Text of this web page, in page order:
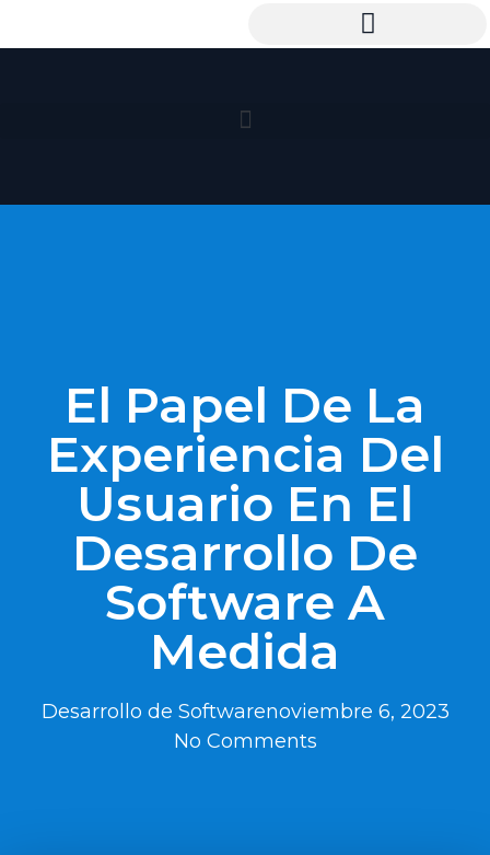
El Papel De La
Experiencia Del
Usuario En El
Desarrollo De
Software A
Medida
Desarrollo de Softwarenoviembre 6, 2023
No Comments